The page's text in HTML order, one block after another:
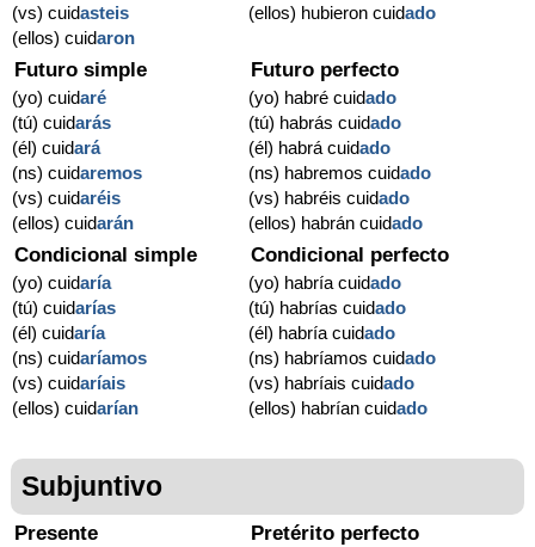
(vs) cuidasteis
(ellos) cuidaron
(ellos) hubieron cuidado
Futuro simple
(yo) cuidaré
(tú) cuidarás
(él) cuidará
(ns) cuidaremos
(vs) cuidaréis
(ellos) cuidarán
Futuro perfecto
(yo) habré cuidado
(tú) habrás cuidado
(él) habrá cuidado
(ns) habremos cuidado
(vs) habréis cuidado
(ellos) habrán cuidado
Condicional simple
(yo) cuidaría
(tú) cuidarías
(él) cuidaría
(ns) cuidaríamos
(vs) cuidaríais
(ellos) cuidarían
Condicional perfecto
(yo) habría cuidado
(tú) habrías cuidado
(él) habría cuidado
(ns) habríamos cuidado
(vs) habríais cuidado
(ellos) habrían cuidado
Subjuntivo
Presente Pretérito perfecto